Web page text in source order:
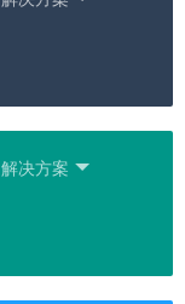
解决方案